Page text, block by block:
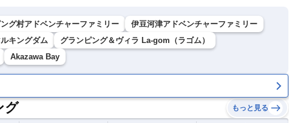
グ村アドベンチャーファミリー
伊豆河津アドベンチャーファミリー
キングダム
グランピング＆ヴィラ La-gom（ラゴム）
Akazawa Bay
グ もっと見る